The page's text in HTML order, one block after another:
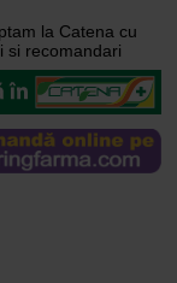
la Catena cu
si recomandari